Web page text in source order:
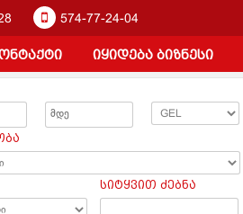
574-77-24-04
იყიდება ბიზნესი
სიტყვით ძებნა